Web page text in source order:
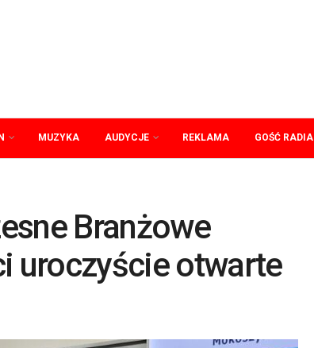
MUZYKA AUDYCJE REKLAMA GOŚĆ RADIA
Branżowe
uroczyście otwarte